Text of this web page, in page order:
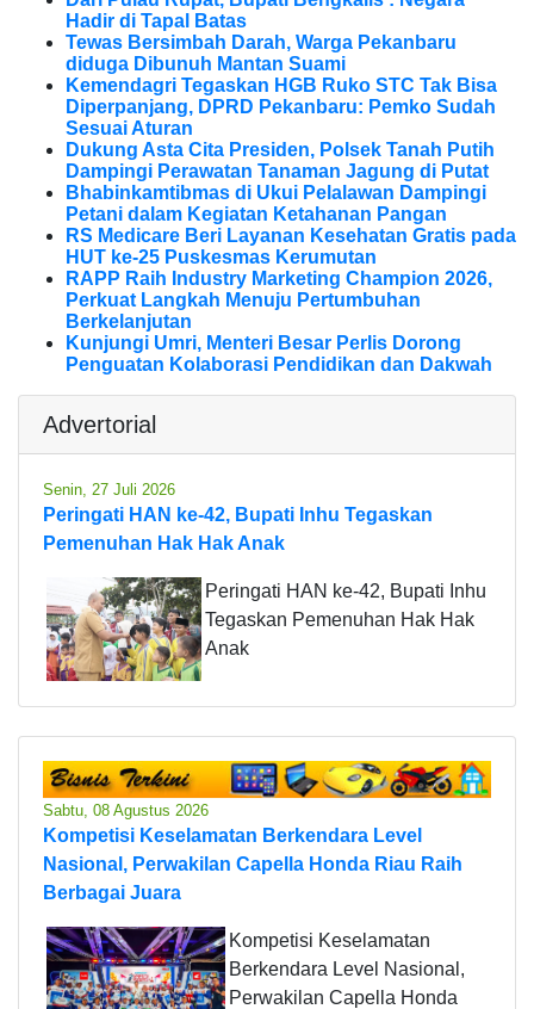
Hadir di Tapal Batas
Tewas Bersimbah Darah, Warga Pekanbaru
diduga Dibunuh Mantan Suami
Kemendagri Tegaskan HGB Ruko STC Tak Bisa
Diperpanjang, DPRD Pekanbaru: Pemko Sudah
Sesuai Aturan
Dukung Asta Cita Presiden, Polsek Tanah Putih
Dampingi Perawatan Tanaman Jagung di Putat
Bhabinkamtibmas di Ukui Pelalawan Dampingi
Petani dalam Kegiatan Ketahanan Pangan
RS Medicare Beri Layanan Kesehatan Gratis pada
HUT ke-25 Puskesmas Kerumutan
RAPP Raih Industry Marketing Champion 2026,
Perkuat Langkah Menuju Pertumbuhan
Berkelanjutan
Kunjungi Umri, Menteri Besar Perlis Dorong
Penguatan Kolaborasi Pendidikan dan Dakwah
Advertorial
Senin, 27 Juli 2026
Peringati HAN ke-42, Bupati Inhu Tegaskan
Pemenuhan Hak Hak Anak
Peringati HAN ke-42, Bupati Inhu
Tegaskan Pemenuhan Hak Hak
Anak
Sabtu, 08 Agustus 2026
Kompetisi Keselamatan Berkendara Level
Nasional, Perwakilan Capella Honda Riau Raih
Berbagai Juara
Kompetisi Keselamatan
Berkendara Level Nasional,
Perwakilan Capella Honda